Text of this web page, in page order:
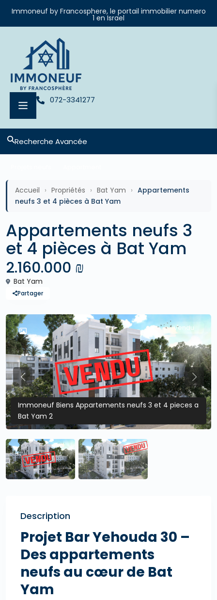
Immoneuf by Francosphere, le portail immobilier numero
1 en Israel
072-3341277
Recherche Avancée
Accueil › Propriétés › Bat Yam › Appartements
neufs 3 et 4 pièces à Bat Yam
Appartements neufs 3
et 4 pièces à Bat Yam
2.160.000 ₪
Bat Yam
Partager
Vendu
Immoneuf Biens Appartements neufs 3 et 4 pieces a
Bat Yam 2
Previous
Description
Projet Bar Yehouda 30 –
Des appartements
neufs au cœur de Bat
Yam